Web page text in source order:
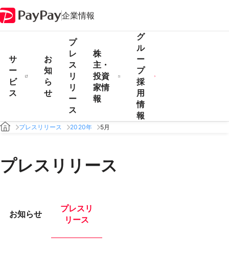
企業情報
サ
ー
ビ
ス
お
知
ら
せ
プ
レ
ス
リ
リ
ー
ス
株
主・
投資
家情
報
グ
ル
ー
プ
採
用
情
報
プレスリリース 2020年 5月
プレスリリース
お知らせ
プレスリ
リース